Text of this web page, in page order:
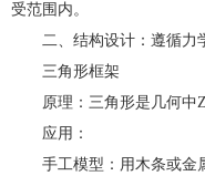
受范围内。
二、结构设计：遵循力
三角形框架
原理：三角形是几何中Z
应用：
手工模型：用木条或金